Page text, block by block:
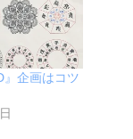
』企画はコツ